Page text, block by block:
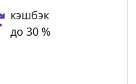
кэшбэк
до 30 %